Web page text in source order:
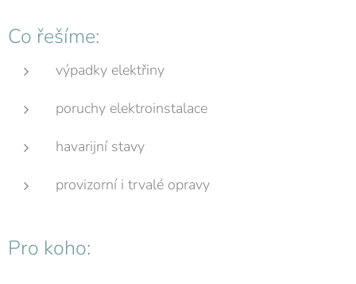
Co řešíme:
výpadky elektřiny
poruchy elektroinstalace
havarijní stavy
provizorní i trvalé opravy
Pro koho: